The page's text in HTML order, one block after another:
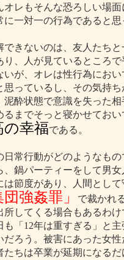
オレもそんな恐ろしい場
に一対一の行為であると
きないのは、友人たち
り、人が見ているところ
いが、オレは性行為にお
思っているし、その気持
泥酔状態で意識を失った
るまでそっと寝かせてお
の幸福である。
常行動がどのようなも
、鍋パーティーをして男
は節度があり、人間とし
団強姦罪」
で裁かれ
所してくる場合もあるわ
も「12年は重すぎる」と
だろう。被害にあった女
たちは卒業が延期になる